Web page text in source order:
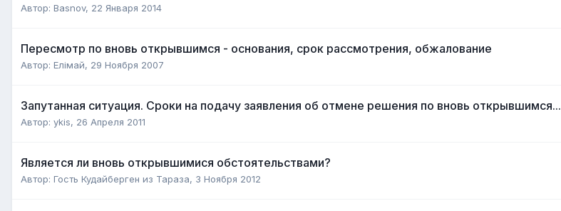
Автор: Basnov, 22 Января 2014
Пересмотр по вновь открывшимся - основания, срок рассмотрения, обжалование
Автор: Елiмай, 29 Ноября 2007
Запутанная ситуация. Сроки на подачу заявления об отмене решения по вновь открывшимся...
Автор: ykis, 26 Апреля 2011
Является ли вновь открывшимися обстоятельствами?
Автор: Гость Кудайберген из Тараза, 3 Ноября 2012